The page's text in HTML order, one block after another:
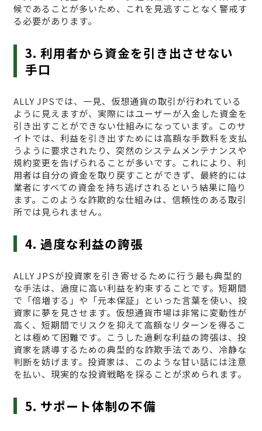
候であることが多いため、これを見逃すことなく警戒す
る必要があります。
3. 利用者から資金を引き出させない
手口
ALLY JPSでは、一見、仮想通貨の取引が行われている
ように見えますが、実際にはユーザーが入金した資金を
引き出すことができない仕組みになっています。このサ
イトでは、利益を引き出すためには高額な手数料を支払
うように要求されたり、突然のシステムメンテナンスや
規約変更を告げられることが多いです。これにより、利
用者は自分の資金を取り戻すことができず、最終的には
業者にすべての資金を持ち逃げされるという結果に陥り
ます。このような詐欺的な仕組みは、信頼性のある取引
所では見られません。
4. 過度な利益の誇張
ALLY JPSが投資家を引き寄せるために行う最も典型的
な手法は、過度に高い利益を約束することです。短期間
で「倍増する」や「元本保証」といった言葉を使い、投
資家に夢を見させます。仮想通貨市場は非常に変動性が
高く、短期間でリスクを抑えて高額なリターンを得るこ
とは極めて困難です。こうした過剰な利益の誇張は、投
資家を誘導するための典型的な詐欺手法であり、冷静な
判断を妨げます。投資家は、このような甘い話には注意
を払い、現実的な投資戦略を採ることが求められます。
5. サポート体制の不備